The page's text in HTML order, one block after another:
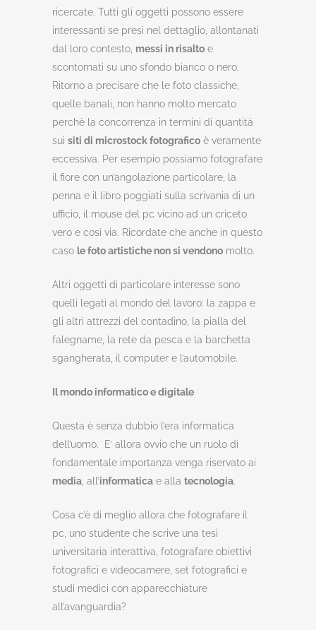
ricercate. Tutti gli oggetti possono essere
interessanti se presi nel dettaglio, allontanati
dal loro contesto, messi in risalto e
scontornati su uno sfondo bianco o nero.
Ritorno a precisare che le foto classiche,
quelle banali, non hanno molto mercato
perchè la concorrenza in termini di quantità
sui siti di microstock fotografico è veramente
eccessiva. Per esempio possiamo fotografare
il fiore con un’angolazione particolare, la
penna e il libro poggiati sulla scrivania di un
ufficio, il mouse del pc vicino ad un criceto
vero e così via. Ricordate che anche in questo
caso le foto artistiche non si vendono molto.
Altri oggetti di particolare interesse sono
quelli legati al mondo del lavoro: la zappa e
gli altri attrezzi del contadino, la pialla del
falegname, la rete da pesca e la barchetta
sgangherata, il computer e l’automobile.
Il mondo informatico e digitale
Questa è senza dubbio l’era informatica
dell’uomo. E’ allora ovvio che un ruolo di
fondamentale importanza venga riservato ai
media , all’informatica e alla tecnologia.
Cosa c’è di meglio allora che fotografare il
pc, uno studente che scrive una tesi
universitaria interattiva, fotografare obiettivi
fotografici e videocamere, set fotografici e
studi medici con apparecchiature
all’avanguardia?